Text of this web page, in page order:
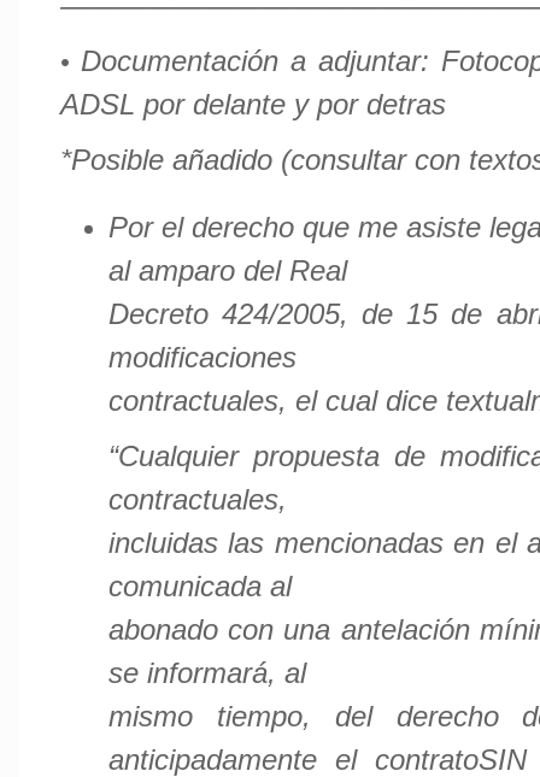
• Documentación a adjuntar:
ADSL por delante y por detras
*Posible añadido (consultar con
Por el derecho que me asiste
al amparo del Real
Decreto 424/2005, de 15 de
modificaciones
contractuales, el cual dice
“Cualquier propuesta de
contractuales,
incluidas las mencionadas en el
comunicada al
abonado con una antelación
se informará, al
mismo tiempo, del derecho
anticipadamente el